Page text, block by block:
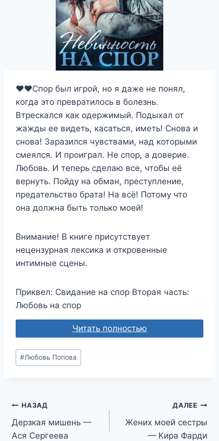
❤️❤️Спор был игрой, но я даже не понял,
когда это превратилось в болезнь.
Втрескался как одержимый. Подыхал от
жажды ее видеть, касаться, иметь! Снова и
снова! Заразился чувствами, над которыми
смеялся. И проиграл. Не спор, а доверие.
Любовь. И теперь сделаю все, чтобы её
вернуть. Пойду на обман, преступление,
предательство брата! На всё! Потому что
она должна быть только моей!
Внимание! В книге присутствует
нецензурная лексика и откровенные
интимные сцены.
Приквел: Свидание на спор Вторая часть:
Любовь на спор
Читать полностью
Метки
записи:
#Любовь Попова
Навигация
по
НАЗАД
Дерзкая мишень —
Ася Сергеева
ДАЛЕЕ
Жених моей сестры
— Кира Фарди